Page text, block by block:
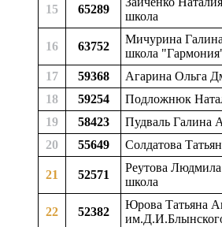
15 65289
школа
16 63752
Мичурина Галина
школа
17
59368
Агарина Ольга
18
59254
Подложнюк
19
58423
Пудваль Галина
20
55649 Солдатова
21 52571
Реутова Людмила
школа
22 52382
Юрова Татьяна